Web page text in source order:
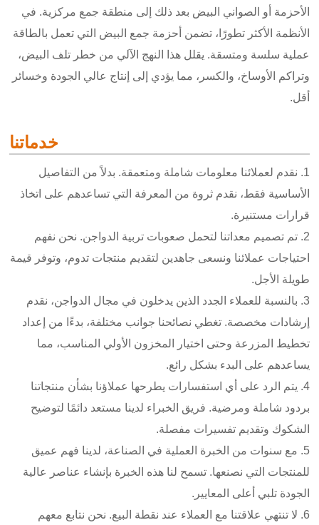
الأحزمة أو الصواني البيض بعد ذلك إلى منطقة جمع مركزية. في
الأنظمة الأكثر تطورًا، تضمن أحزمة جمع البيض التي تعمل بالطاقة
عملية سلسة ومتسقة. يقلل هذا النهج الآلي من خطر تلف البيض،
وتراكم الأوساخ، والكسر، مما يؤدي إلى إنتاج عالي الجودة وخسائر
أقل.
خدماتنا
1. نقدم لعملائنا معلومات شاملة ومتعمقة. بدلاً من التفاصيل
الأساسية فقط، نقدم ثروة من المعرفة التي تساعدهم على اتخاذ
قرارات مستنيرة.
2. تم تصميم معداتنا لتحمل صعوبات تربية الدواجن. نحن نفهم
احتياجات عملائنا ونسعى جاهدين لتقديم منتجات تدوم، وتوفر قيمة
طويلة الأجل.
3. بالنسبة للعملاء الجدد الذين يدخلون في مجال الدواجن، نقدم
إرشادات مخصصة. تغطي نصائحنا جوانب مختلفة، بدءًا من إعداد
تخطيط المزرعة وحتى اختيار المخزون الأولي المناسب، مما
يساعدهم على البدء بشكل رائع.
4. يتم الرد على أي استفسارات يطرحها عملاؤنا بشأن منتجاتنا
بردود شاملة ومرضية. فريق الخبراء لدينا مستعد دائمًا لتوضيح
الشكوك وتقديم تفسيرات مفصلة.
5. مع سنوات من الخبرة العملية في الصناعة، لدينا فهم عميق
للمنتجات التي نصنعها. تسمح لنا هذه الخبرة بإنشاء عناصر عالية
الجودة تلبي أعلى المعايير.
6. لا تنتهي علاقتنا مع العملاء عند نقطة البيع. نحن نتابع معهم